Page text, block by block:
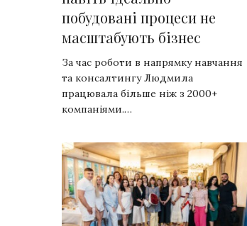
побудовані процеси не
масштабують бізнес
За час роботи в напрямку навчання
та консалтингу Людмила
працювала більше ніж з 2000+
компаніями.…